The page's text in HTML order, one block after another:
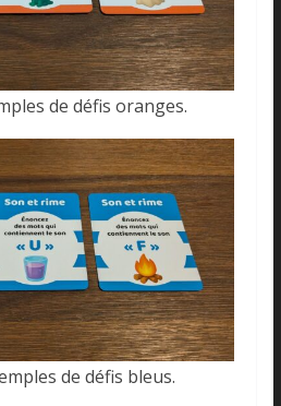
de défis oranges.
de défis bleus.